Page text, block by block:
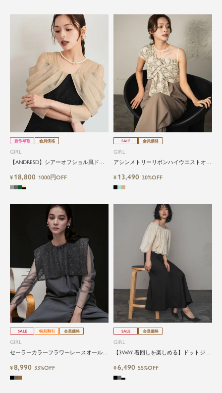
新作早割 会員価格
GIRL
【ANDRESD】シアーオフショル風ドレ
¥ 18,800 1000円OFF
SALE 会員価格
GIRL
アシンメトリーリボンハイウエストオー
¥ 13,490 20%OFF
SALE 特別割引 会員価格
GIRL
セーラーカラーフラワーレースオールイ
¥8,990 33%OFF
SALE 会員価格
GIRL
【3WAY 着回しを楽しめる】ドットジャ
ンピースパーティードレス
¥6,490 55%OFF